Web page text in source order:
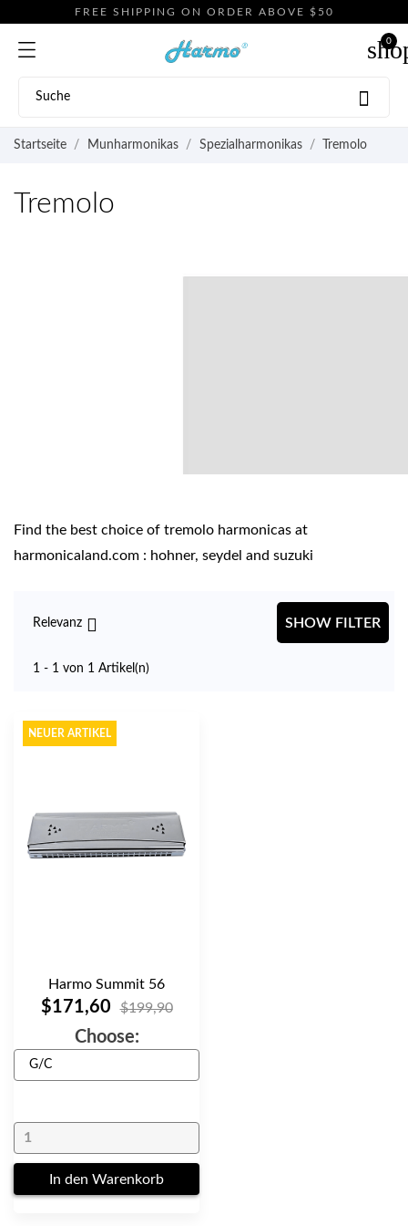
FREE SHIPPING ON ORDER ABOVE $50
0

Startseite Munharmonikas Spezialharmonikas Tremolo
Tremolo
Find the best choice of tremolo harmonicas at
harmonicaland.com : hohner, seydel and suzuki
Relevanz  SHOW FILTER
1 - 1 von 1 Artikel(n)
NEUER ARTIKEL
Harmo Summit 56
$171,60 $199,90
Choose:
In den Warenkorb